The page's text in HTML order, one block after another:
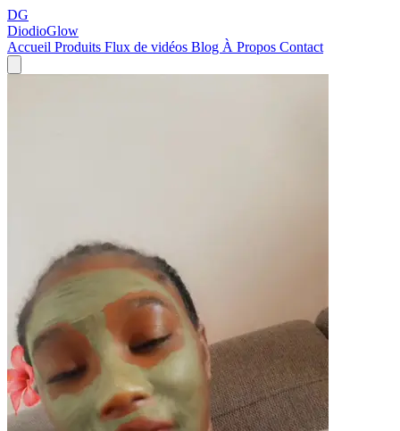
DG
DiodioGlow
Accueil Produits Flux de vidéos Blog À Propos Contact